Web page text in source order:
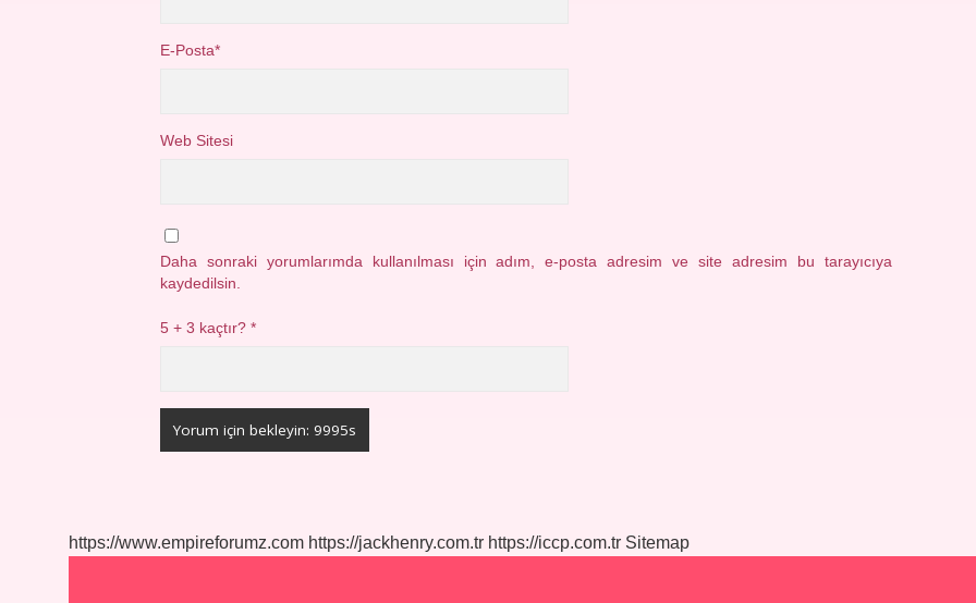
E-Posta*
Web Sitesi
Daha sonraki yorumlarımda kullanılması için adım, e-posta adresim ve site adresim bu tarayıcıya
kaydedilsin.
5 + 3 kaçtır? *
https://www.empireforumz.com https://jackhenry.com.tr https://iccp.com.tr Sitemap